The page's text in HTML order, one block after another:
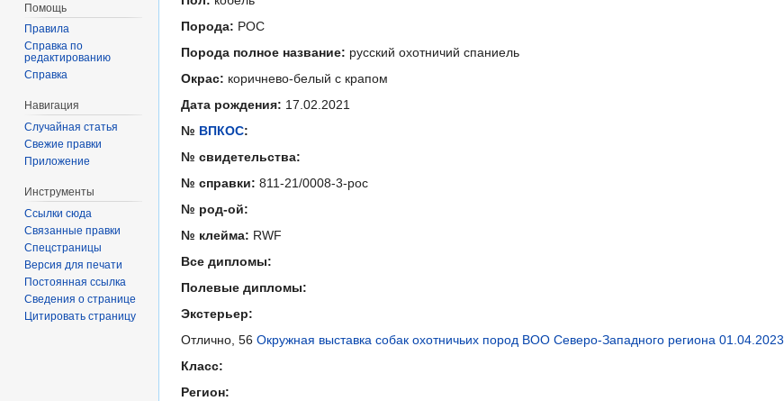
Порода: РОС
Порода полное название: русский охотничий спаниель
Окрас: коричнево-белый с крапом
Дата рождения: 17.02.2021
№ ВПКОС:
№ свидетельства:
№ справки: 811-21/0008-3-рос
№ род-ой:
№ клейма: RWF
Все дипломы:
Полевые дипломы:
Экстерьер:
Отлично, 56 Окружная выставка собак охотничьих пород ВОО Северо-Западного региона 01.04.2023
Класс:
Регион:
Помощь
Правила
Справка по
редактированию
Справка
Навигация
Случайная статья
Свежие правки
Приложение
Инструменты
Ссылки сюда
Связанные правки
Спецстраницы
Версия для печати
Постоянная ссылка
Сведения о странице
Цитировать страницу